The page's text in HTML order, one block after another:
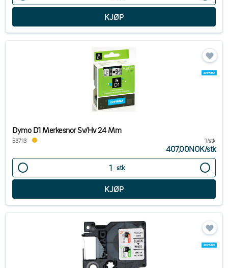
Dymo D1 Merkesnor Sv/Hv 24 Mm
53713 1/stk
407,00NOK/stk
stk